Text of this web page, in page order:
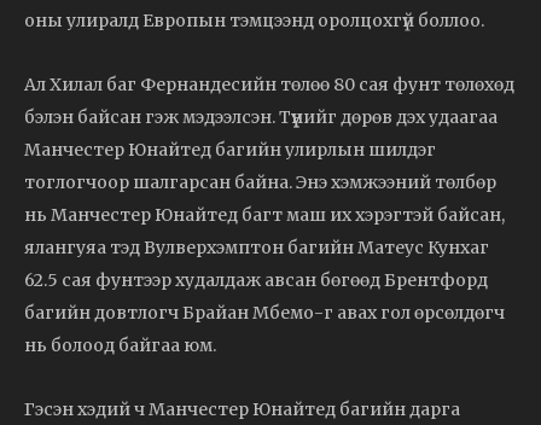
оны улиралд Европын тэмцээнд оролцохгүй боллоо.
Ал Хилал баг Фернандесийн төлөө 80 сая фунт төлөхөд
бэлэн байсан гэж мэдээлсэн. Түүнийг дөрөв дэх удаагаа
Манчестер Юнайтед багийн улирлын шилдэг
тоглогчоор шалгарсан байна. Энэ хэмжээний төлбөр
нь Манчестер Юнайтед багт маш их хэрэгтэй байсан,
ялангуяа тэд Вулверхэмптон багийн Матеус Кунхаг
62.5 сая фунтээр худалдаж авсан бөгөөд Брентфорд
багийн довтлогч Брайан Мбемо-г авах гол өрсөлдөгч
нь болоод байгаа юм.
Гэсэн хэдий ч Манчестер Юнайтед багийн дарга